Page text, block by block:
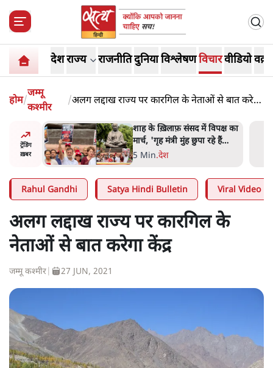
देशराज्य राजनीतिदुनियाविश्लेषणविचारवीडियो
होम/
जम्मू
कश्मीर
/अलग लद्दाख राज्य पर कारगिल के नेताओं से बात करेगा
ट्रेंडिंग
ख़बर
शाह के ख़िलाफ़ संसद में विपक्ष का
मार्च, 'गृह मंत्री मुंह छुपा रहे हैं
क्योंकि वो छात्रों के गुनहगार हैं'
5 Min.देश
Rahul Gandhi Satya Hindi Bulletin Viral Video
अलग लद्दाख राज्य पर कारगिल के
नेताओं से बात करेगा केंद्र
जम्मू कश्मीर 27 JUN, 2021